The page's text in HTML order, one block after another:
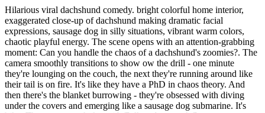
Hilarious viral dachshund comedy. bright colorful home interior,
exaggerated close-up of dachshund making dramatic facial
expressions, sausage dog in silly situations, vibrant warm colors,
chaotic playful energy. The scene opens with an attention-grabbing
moment: Can you handle the chaos of a dachshund's zoomies?. The
camera smoothly transitions to show ow the drill - one minute
they're lounging on the couch, the next they're running around like
their tail is on fire. It's like they have a PhD in chaos theory. And
then there's the blanket burrowing - they're obsessed with diving
under the covers and emerging like a sausage dog submarine. It's